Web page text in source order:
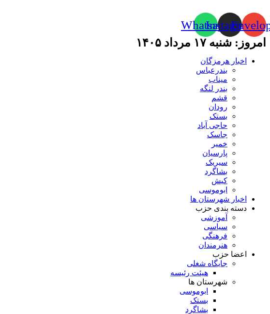
Instagram
Whatsapp
امروز: شنبه ۱۷ مرداد ۱۴۰۵
اخبار هرمزگان
بندرعباس
میناب
بندر لنگه
قشم
رودان
بستک
حاجی آباد
جاسک
خمیر
پارسیان
سیریک
بشاگرد
کیش
ابوموسی
اخبار شهرستان ها
دسته بندی حزب
آموزشی
سیاسی
فرهنگی
هنرمندان
اعضا حزب
جایگاه شغلی
هیئت رئیسه
شهرستان ها
ابوموسی
بستک
بشاگرد